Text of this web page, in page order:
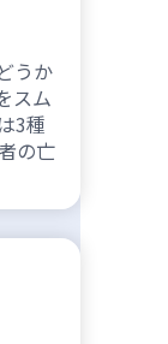
うか
スム
3種
の亡